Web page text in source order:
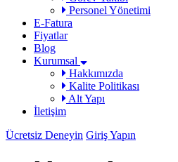
Personel Yönetimi
E-Fatura
Fiyatlar
Blog
Kurumsal
Hakkımızda
Kalite Politikası
Alt Yapı
İletişim
Ücretsiz Deneyin Giriş Yapın